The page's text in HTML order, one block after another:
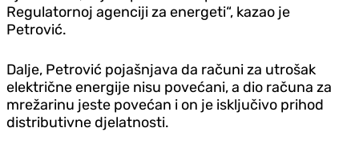
Regulatornoj agenciji za energeti“, kazao je
Petrović.
Dalje, Petrović pojašnjava da računi za utrošak
električne energije nisu povećani, a dio računa za
mrežarinu jeste povećan i on je isključivo prihod
distributivne djelatnosti.